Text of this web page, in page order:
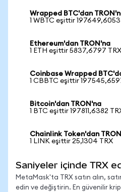
Wrapped BTC'dan
1 WBTC eşittir 197649,6053
Ethereum'dan TRON'na
1 ETH eşittir 5837,6797 TRX
Coinbase Wrapped
1 CBBTC eşittir
Bitcoin'dan TRON'na
1 BTC eşittir 197811,6382
Chainlink Token'dan
1 LINK eşittir 25,1304 TRX
Saniyeler içinde TRX
MetaMask'ta TRX satın alın,
edin ve değiştirin. En güvenilir